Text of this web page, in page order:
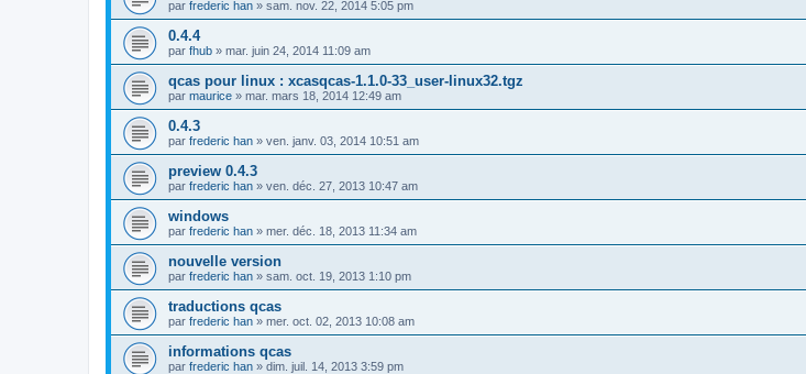
par frederic han » sam. nov. 22, 2014 5:05 pm
0.4.4
par fhub » mar. juin 24, 2014 11:09 am
qcas pour linux : xcasqcas-1.1.0-33_user-linux32.tgz
par maurice » mar. mars 18, 2014 12:49 am
0.4.3
par frederic han » ven. janv. 03, 2014 10:51 am
preview 0.4.3
par frederic han » ven. déc. 27, 2013 10:47 am
windows
par frederic han » mer. déc. 18, 2013 11:34 am
nouvelle version
par frederic han » sam. oct. 19, 2013 1:10 pm
traductions qcas
par frederic han » mer. oct. 02, 2013 10:08 am
informations qcas
par frederic han » dim. juil. 14, 2013 3:59 pm